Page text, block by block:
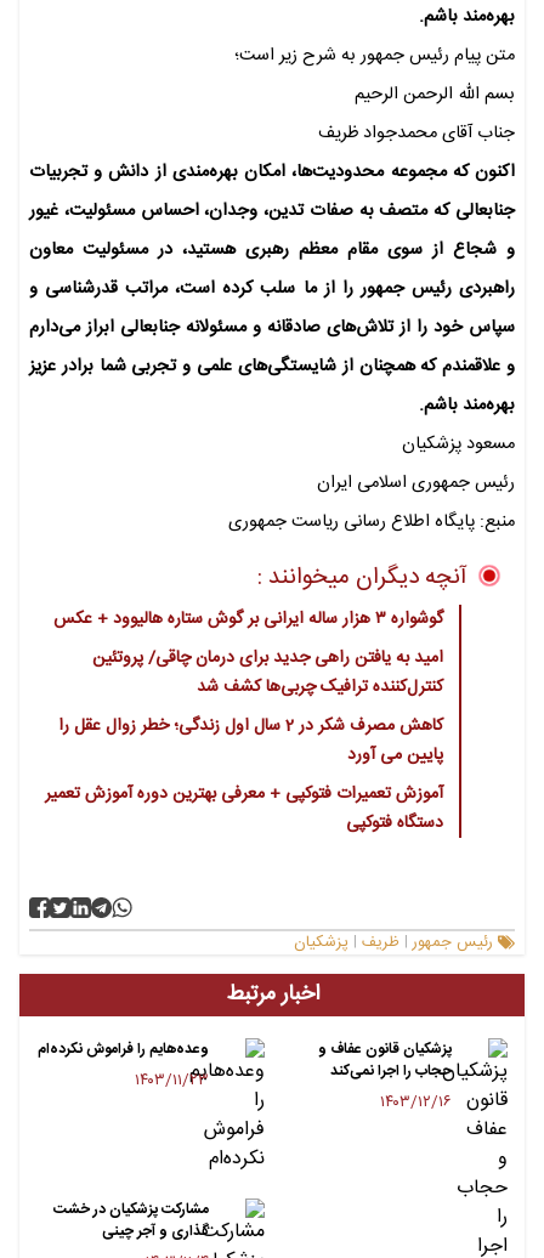
بهره‌مند باشم.
متن پیام رئیس جمهور به شرح زیر است؛
بسم الله الرحمن الرحیم
جناب آقای محمدجواد ظریف
اکنون که مجموعه محدودیت‌ها، امکان بهره‌مندی از دانش و تجربیات
جنابعالی که متصف به صفات تدین، وجدان، احساس مسئولیت، غیور
و شجاع از سوی مقام معظم رهبری هستید، در مسئولیت معاون
راهبردی رئیس جمهور را از ما سلب کرده است، مراتب قدرشناسی و
سپاس خود را از تلاش‌های صادقانه و مسئولانه جنابعالی ابراز می‌دارم
و علاقمندم که همچنان از شایستگی‌های علمی و تجربی شما برادر عزیز
بهره‌مند باشم.
مسعود پزشکیان
رئیس جمهوری اسلامی ایران
منبع: پایگاه اطلاع رسانی ریاست جمهوری
آنچه دیگران میخوانند :
گوشواره ۳ هزار ساله ایرانی بر گوش ستاره هالیوود + عکس
امید به یافتن راهی جدید برای درمان چاقی/ پروتئین
کنترل‌کننده ترافیک چربی‌ها کشف شد
کاهش مصرف شکر در 2 سال اول زندگی؛ خطر زوال عقل را
پایین می آورد
آموزش تعمیرات فتوکپی + معرفی بهترین دوره آموزش تعمیر
دستگاه فتوکپی
رئیس جمهور | ظریف | پزشکیان
اخبار مرتبط
پزشکیان قانون عفاف و
حجاب را اجرا نمی‌کند
۱۴۰۳/۱۲/۱۶
وعده‌هایم را فراموش نکرده‌ام
۱۴۰۳/۱۱/۲۳
مشارکت پزشکیان در خشت
گذاری و آجر چینی